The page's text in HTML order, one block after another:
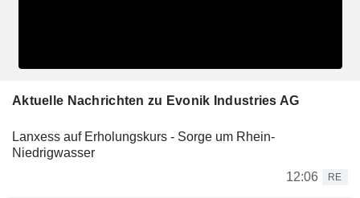
Aktuelle Nachrichten zu Evonik Industries AG
Lanxess auf Erholungskurs - Sorge um Rhein-
Niedrigwasser
12:06
RE